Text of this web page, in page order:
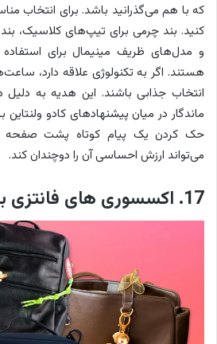
که با هم می‌گذرانید باشد. برای انتخاب
کنید. بند چرمی برای تیپ‌های کلاسیک،
و مدل‌های ظریف مینیمال برای استفاده
هستند. اگر به تکنولوژی علاقه دارد،
انتخاب جذابی باشند. این هدیه به دلیل
ماندگار در میان پیشنهادهای کادو
حک کردن یک پیام کوتاه پشت صفحه
می‌تواند ارزش احساسی آن را دوچندان کند.
17. اکسسوری های فانتزی برای کیف